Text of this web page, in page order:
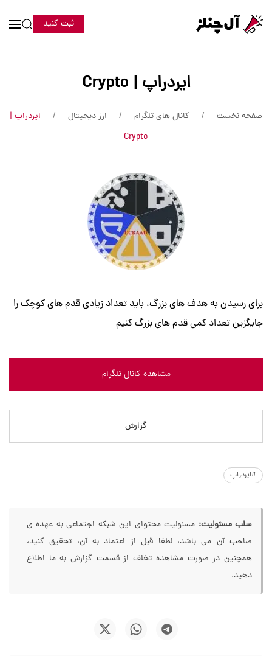
ثبت کنید
ایردراپ | Crypto
صفحه نخست کانال های تلگرام ارز دیجیتال
ایردراپ |
Crypto
برای رسیدن به هدف های بزرگ، باید تعداد زیادی قدم های کوچک را
جایگزین تعداد کمی قدم های بزرگ کنیم
مشاهده کانال تلگرام
گزارش
#ایردراپ
سلب مسئولیت: مسئولیت محتوای این شبکه اجتماعی به عهده ی
صاحب آن می باشد، لطفا قبل از اعتماد به آن، تحقیق کنید،
همچنین در صورت مشاهده تخلف از قسمت گزارش به ما اطلاع
دهید.